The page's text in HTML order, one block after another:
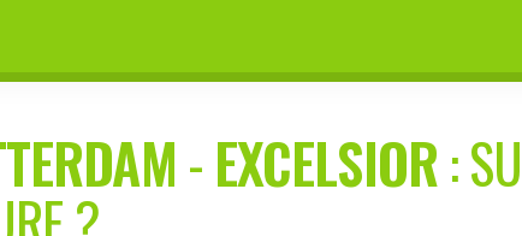
-EXCELSIOR: